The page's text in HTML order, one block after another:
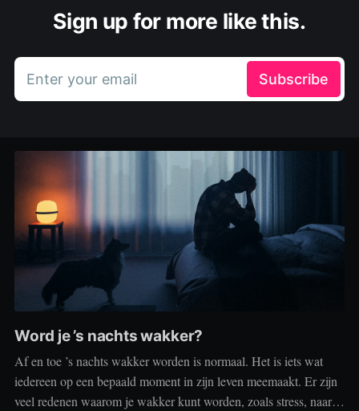
Sign up for more like this.
Enter your email Subscribe
Word je ’s nachts wakker?
Af en toe ’s nachts wakker worden is normaal. Het is iets wat
iedereen op een bepaald moment in zijn leven meemaakt. Er zijn
veel redenen waarom je wakker kunt worden, zoals stress, naar